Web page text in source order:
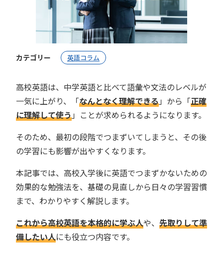
カテゴリー 英語コラム
高校英語は、中学英語と比べて語彙や文法のレベルが
一気に上がり、「なんとなく理解できる」から「正確
に理解して使う」ことが求められるようになります。
そのため、最初の段階でつまずいてしまうと、その後
の学習にも影響が出やすくなります。
本記事では、高校入学後に英語でつまずかないための
効果的な勉強法を、基礎の見直しから日々の学習習慣
まで、わかりやすく解説します。
これから高校英語を本格的に学ぶ人や、 先取りして準
備したい人にも役立つ内容です。